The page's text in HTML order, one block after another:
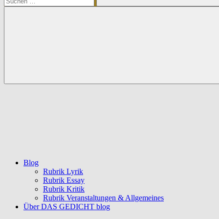
Suchen
Blog
Rubrik Lyrik
Rubrik Essay
Rubrik Kritik
Rubrik Veranstaltungen & Allgemeines
Über DAS GEDICHT blog